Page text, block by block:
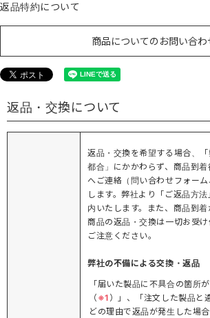
返品特約について
商品についてのお問い合わ
返品・交換について
返品・交換を希望する場合、
都合」にかかわらず、商品到着
へご連絡（問い合わせフォー
します。弊社より「ご返品方
内いたします。また、商品到着
商品の返品・交換は一切お受
ご注意ください。
弊社の不備による交換・返品
「届いた製品に不具合の箇所
（ ※1 ）」、「注文した製品と
どの理由で返品が発生した場